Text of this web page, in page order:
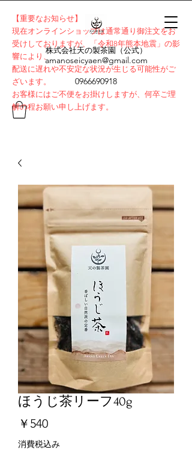
株式会社天の製茶園（公式）
amanoseicyaen@gmail.com
0966690918
【重要なお知らせ】
​現在オンラインショップは通常通り御注文をお
受けしておりますが、「令和8年熊本地震」の影
響により、
配送に遅れや不安定な状況が生じる可能性がご
ざいます。
お客様にはご不便をお掛けしますが、何卒ご理
解の程お願い申し上げます。
ほうじ茶リーフ40g
￥540価
格
消費税込み